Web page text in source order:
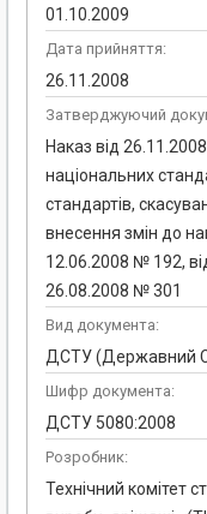
01.10.2009
Дата прийняття:
26.11.2008
Затверджуючий
Наказ від
національних
стандартів,
внесення змін до
12.06.2008 № 192,
26.08.2008 № 301
Вид документа:
ДСТУ (Державний
Шифр документа:
ДСТУ 5080:2008
Розробник:
Технічний комітет